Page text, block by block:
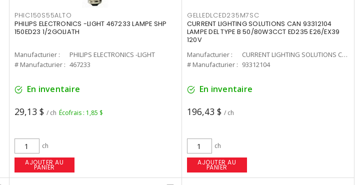
PHIC150S55ALTO
PHILIPS ELECTRONICS -LIGHT 467233 LAMPE SHP
150ED23 1/2GOLIATH
Manufacturier :
PHILIPS ELECTRONICS -LIGHT
# Manufacturier : 467233
En inventaire
29,13 $ / ch Écofrais : 1,85 $
ch
AJOUTER AU
PANIER
GELLEDLCED235M7SC
CURRENT LIGHTING SOLUTIONS CAN 93312104
LAMPE DEL TYPE B 50/80W3CCT ED235 E26/EX39
120V
Manufacturier :
CURRENT LIGHTING SOLUTIONS CAN
# Manufacturier : 93312104
En inventaire
196,43 $ / ch
ch
AJOUTER AU
PANIER